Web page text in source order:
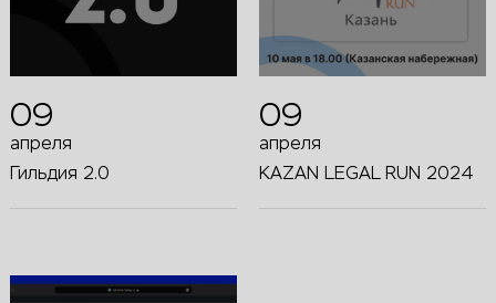
09
апреля
Гильдия 2.0
09
апреля
KAZAN LEGAL RUN 2024